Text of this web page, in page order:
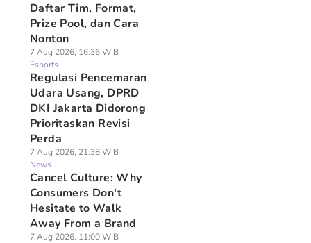
Daftar Tim, Format,
Prize Pool, dan Cara
Nonton
7 Aug 2026, 16:36 WIB
Esports
Regulasi Pencemaran
Udara Usang, DPRD
DKI Jakarta Didorong
Prioritaskan Revisi
Perda
7 Aug 2026, 21:38 WIB
News
Cancel Culture: Why
Consumers Don't
Hesitate to Walk
Away From a Brand
7 Aug 2026, 11:00 WIB